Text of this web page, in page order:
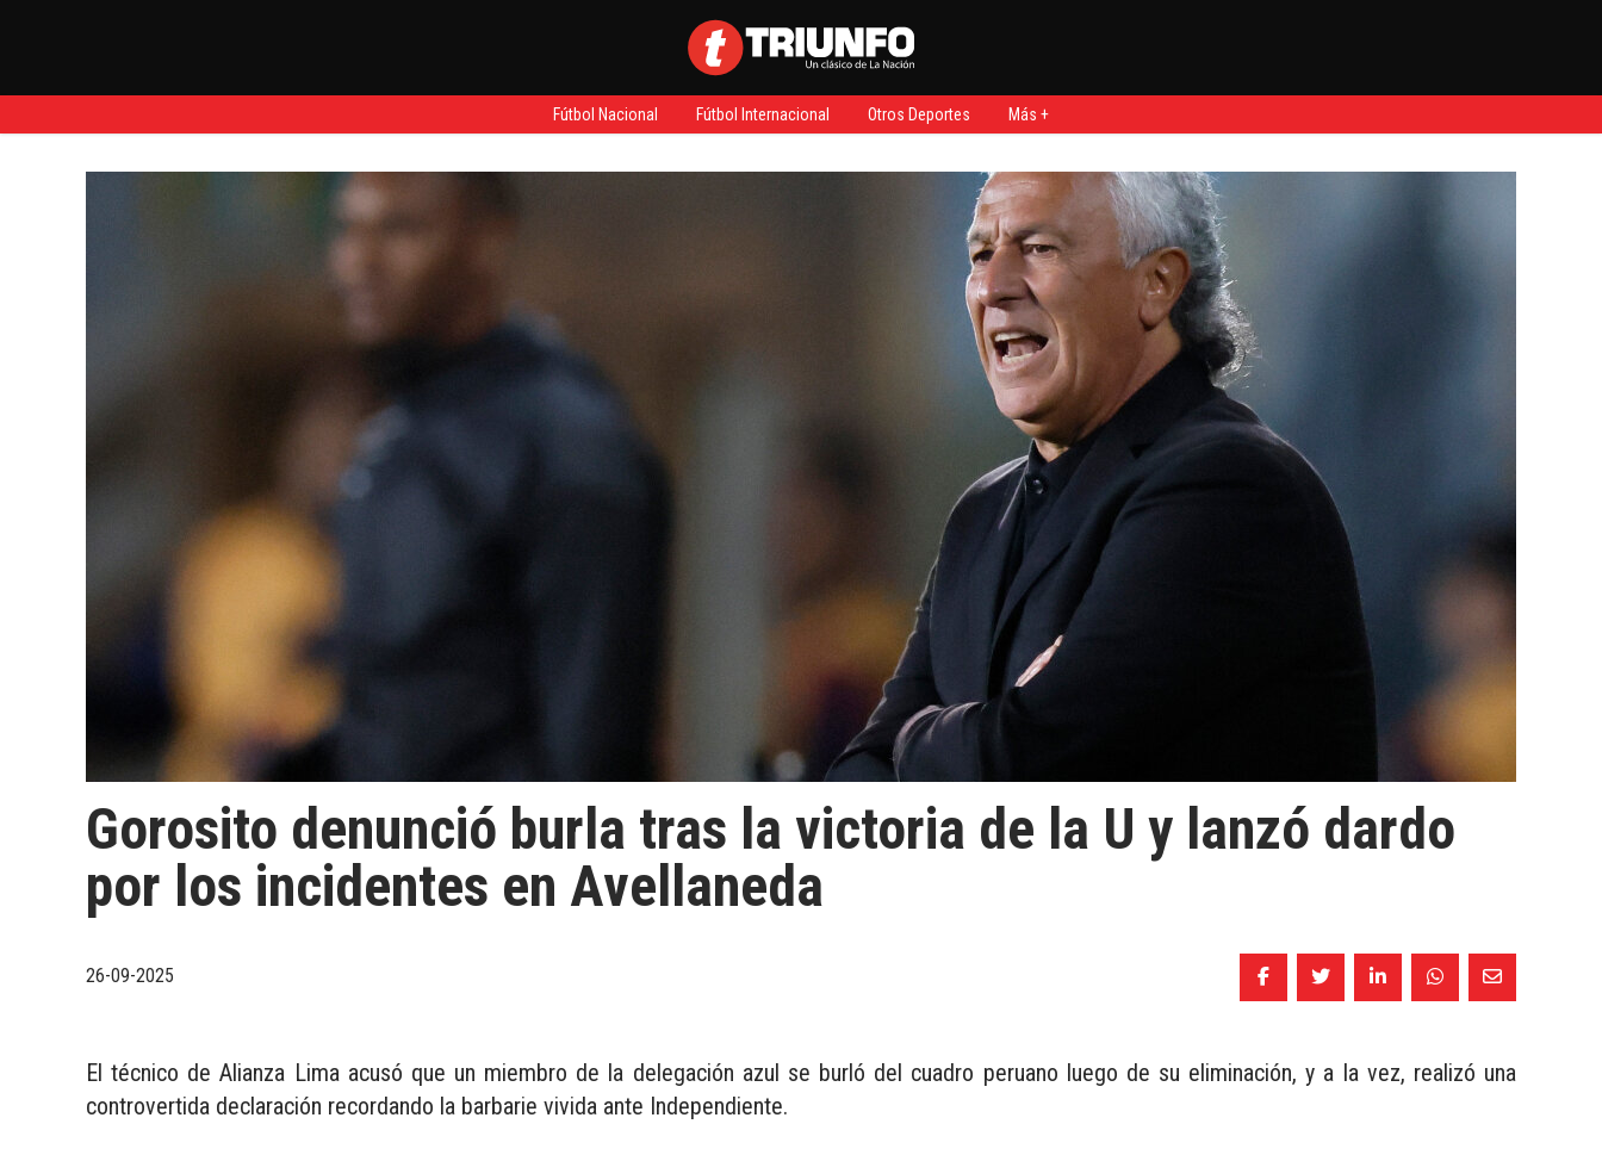
Fútbol Nacional Fútbol Internacional Otros Deportes Más +
Gorosito denunció burla tras la victoria de la U y lanzó dardo
por los incidentes en Avellaneda
26-09-2025
El técnico de Alianza Lima acusó que un miembro de la delegación azul se burló del cuadro peruano luego de su eliminación, y a la vez, realizó una
controvertida declaración recordando la barbarie vivida ante Independiente.